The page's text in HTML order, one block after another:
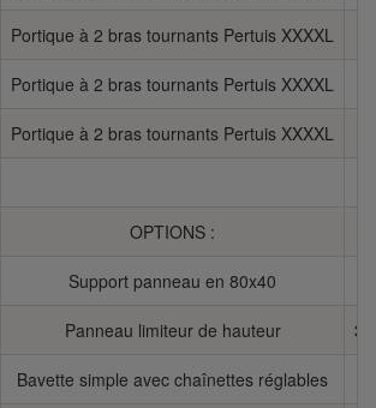
Portique à 2 bras tournants Pertuis XXXXL
Portique à 2 bras tournants Pertuis XXXXL
Portique à 2 bras tournants Pertuis XXXXL
OPTIONS :
Support panneau en 80x40
Panneau limiteur de hauteur
Bavette simple avec chaînettes réglables